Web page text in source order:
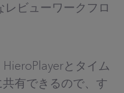
ビューワークフロ
とタイム
有できるので、す